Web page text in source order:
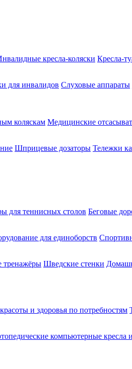
кресла-коляски Кресла-
для инвалидов Слуховые аппараты
коляскам Медицинские
Шприцевые дозаторы Тележки
для теннисных столов Беговые
для единоборств
Шведские стенки
и здоровья по потребностям
компьютерные кресла